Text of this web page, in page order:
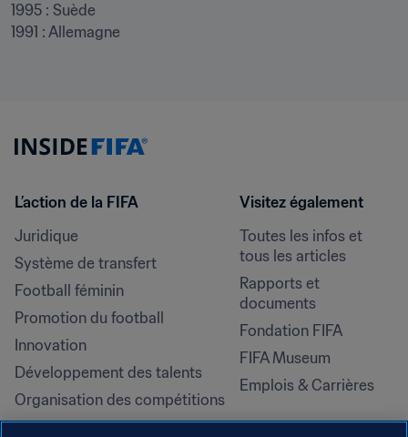
1995 : Suède
1991 : Allemagne
L’action de la FIFA
Juridique
Système de transfert
Football féminin
Promotion du football
Innovation
Développement des talents
Organisation des compétitions
Développement durable
Visitez également
Toutes les infos et
tous les articles
Rapports et
documents
Fondation FIFA
FIFA Museum
Emplois & Carrières